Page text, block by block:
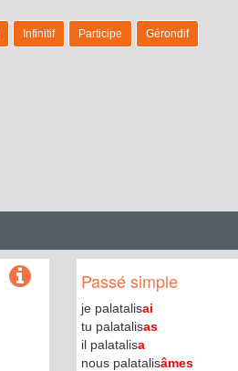
Infinitif Participe Gérondif
Passé simple
je palatalisai
tu palatalisas
il palatalisa
nous palatalisâmes